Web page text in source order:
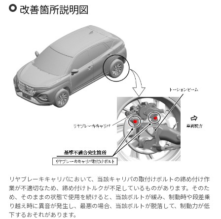
改善箇所説明図
リヤブレーキキャリパにおいて、当該キャリパの取付けボルトの締め付け作
業が不適切なため、締め付けトルクが不足しているものがあります。そのた
め、そのままの状態で使用を続けると、当該ボルトが緩み、制動時や段差乗
り越え時に異音が発生し、最悪の場合、当該ボルトが脱落して、制動力が低
下するおそれがあります。